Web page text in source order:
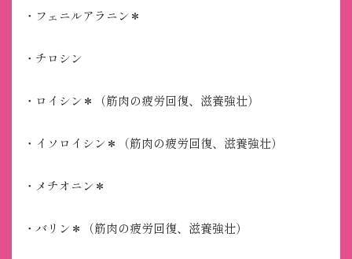
・フェニルアラニン＊
・チロシン
・ロイシン＊（筋肉の疲労回復、滋養強壮）
・イソロイシン＊（筋肉の疲労回復、滋養強壮）
・メチオニン＊
・バリン＊（筋肉の疲労回復、滋養強壮）